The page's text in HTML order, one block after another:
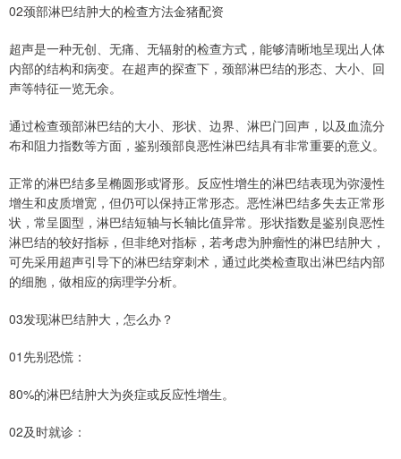
02颈部淋巴结肿大的检查方法金猪配资
超声是一种无创、无痛、无辐射的检查方式，能够清晰地呈现出人体
内部的结构和病变。在超声的探查下，颈部淋巴结的形态、大小、回
声等特征一览无余。
通过检查颈部淋巴结的大小、形状、边界、淋巴门回声，以及血流分
布和阻力指数等方面，鉴别颈部良恶性淋巴结具有非常重要的意义。
正常的淋巴结多呈椭圆形或肾形。反应性增生的淋巴结表现为弥漫性
增生和皮质增宽，但仍可以保持正常形态。恶性淋巴结多失去正常形
状，常呈圆型，淋巴结短轴与长轴比值异常。形状指数是鉴别良恶性
淋巴结的较好指标，但非绝对指标，若考虑为肿瘤性的淋巴结肿大，
可先采用超声引导下的淋巴结穿刺术，通过此类检查取出淋巴结内部
的细胞，做相应的病理学分析。
03发现淋巴结肿大，怎么办？
01先别恐慌：
80%的淋巴结肿大为炎症或反应性增生。
02及时就诊：